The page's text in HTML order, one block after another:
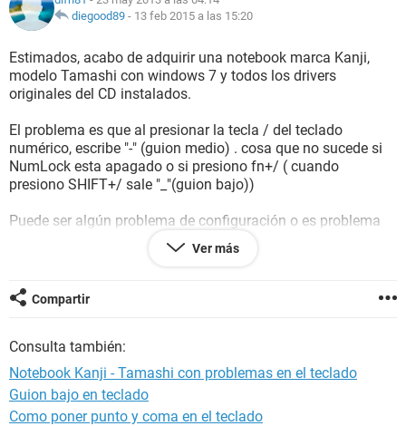
diegood89 - 13 feb 2015 a las 15:20
Estimados, acabo de adquirir una notebook marca Kanji,
modelo Tamashi con windows 7 y todos los drivers
originales del CD instalados.
El problema es que al presionar la tecla / del teclado
numérico, escribe "-" (guion medio) . cosa que no sucede si
NumLock esta apagado o si presiono fn+/ ( cuando
presiono SHIFT+/ sale "_"(guion bajo))
Puede ser algún problema de configuración o es problema
de hardware. Ya probé configurando españa (españa
internacional) en el idioma del teclado.
Desde ya muchas gracias
Ver más
Compartir
Consulta también:
Notebook Kanji - Tamashi con problemas en el teclado
Guion bajo en teclado
Como poner punto y coma en el teclado